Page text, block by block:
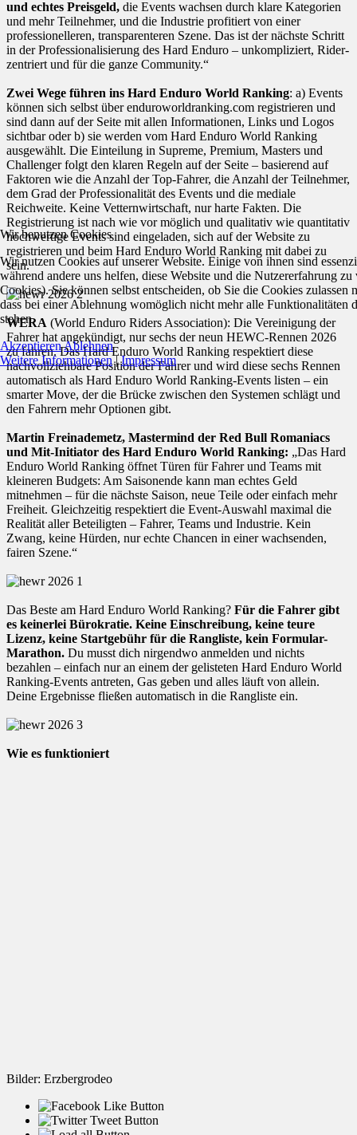
und echtes Preisgeld, die Events wachsen durch klare Kategorien
und mehr Teilnehmer, und die Industrie profitiert von einer
professionelleren, transparenteren Szene. Das ist der nächste Schritt
in der Professionalisierung des Hard Enduro – unkompliziert, Rider-
zentriert und für die ganze Community.“
Zwei Wege führen ins Hard Enduro World Ranking: a) Events
können sich selbst über enduroworldranking.com registrieren und
sind dann auf der Seite mit allen Informationen, Links und Logos
sichtbar oder b) sie werden vom Hard Enduro World Ranking
ausgewählt. Die Einteilung in Supreme, Premium, Masters und
Challenger folgt den klaren Regeln auf der Seite – basierend auf
Faktoren wie die Anzahl der Top-Fahrer, die Anzahl der Teilnehmer,
dem Grad der Professionalität des Events und die mediale
Reichweite. Keine Vetternwirtschaft, nur harte Fakten. Die
Registrierung ist nach wie vor möglich und qualitativ wie quantitativ
hochwertige Events sind eingeladen, sich auf der Website zu
registrieren und beim Hard Enduro World Ranking mit dabei zu
sein.
WERA (World Enduro Riders Association): Die Vereinigung der
Fahrer hat angekündigt, nur sechs der neun HEWC-Rennen 2026
zu fahren. Das Hard Enduro World Ranking respektiert diese
nachvollziehbare Position der Fahrer und wird diese sechs Rennen
automatisch als Hard Enduro World Ranking-Events listen – ein
smarter Move, der die Brücke zwischen den Systemen schlägt und
den Fahrern mehr Optionen gibt.
Martin Freinademetz, Mastermind der Red Bull Romaniacs
und Mit-Initiator des Hard Enduro World Ranking: „Das Hard
Enduro World Ranking öffnet Türen für Fahrer und Teams mit
kleineren Budgets: Am Saisonende kann man echtes Geld
mitnehmen – für die nächste Saison, neue Teile oder einfach mehr
Freiheit. Gleichzeitig respektiert die Event-Auswahl maximal die
Realität aller Beteiligten – Fahrer, Teams und Industrie. Kein
Zwang, keine Hürden, nur echte Chancen in einer wachsenden,
fairen Szene.“
Das Beste am Hard Enduro World Ranking? Für die Fahrer gibt
es keinerlei Bürokratie. Keine Einschreibung, keine teure
Lizenz, keine Startgebühr für die Rangliste, kein Formular-
Marathon. Du musst dich nirgendwo anmelden und nichts
bezahlen – einfach nur an einem der gelisteten Hard Enduro World
Ranking-Events antreten, Gas geben und alles läuft von allein.
Deine Ergebnisse fließen automatisch in die Rangliste ein.
Wie es funktioniert
Bilder: Erzbergrodeo
Wir benutzen Cookies
Wir nutzen Cookies auf unserer Website. Einige von ihnen sind
während andere uns helfen, diese Website und die Nutzererfahrung zu
Cookies). Sie können selbst entscheiden, ob Sie die Cookies zulassen
dass bei einer Ablehnung womöglich nicht mehr alle Funktionalitäten
stehen.
AkzeptierenAblehnen
Weitere Informationen|Impressum